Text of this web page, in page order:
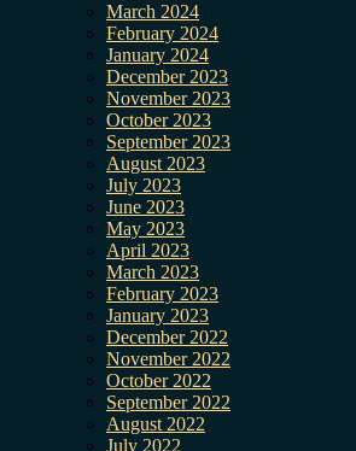
March 2024
February 2024
January 2024
December 2023
November 2023
October 2023
September 2023
August 2023
July 2023
June 2023
May 2023
April 2023
March 2023
February 2023
January 2023
December 2022
November 2022
October 2022
September 2022
August 2022
July 2022